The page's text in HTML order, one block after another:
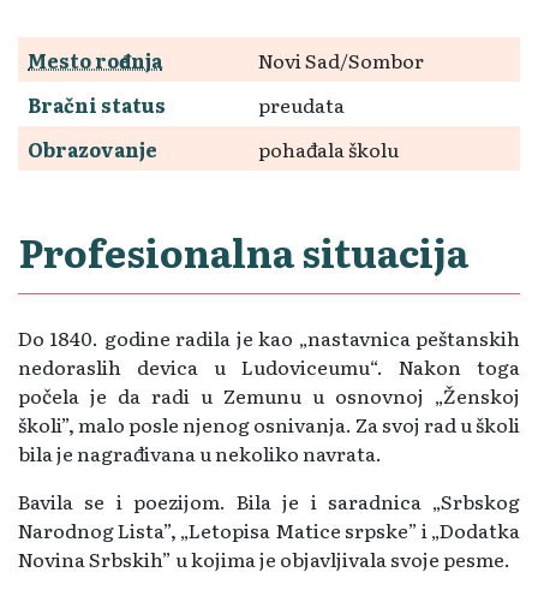
Mesto rođenja
Novi Sad/Sombor
Bračni status
preudata
Obrazovanje
pohađala školu
Profesionalna situacija
Do 1840. godine radila je kao „nastavnica peštanskih
nedoraslih devica u Ludoviceumu“. Nakon toga
počela je da radi u Zemunu u osnovnoj „Ženskoj
školi”, malo posle njenog osnivanja. Za svoj rad u školi
bila je nagrađivana u nekoliko navrata.
Bavila se i poezijom. Bila je i saradnica „Srbskog
Narodnog Lista”, „Letopisa Matice srpske” i „Dodatka
Novina Srbskih” u kojima je objavljivala svoje pesme.